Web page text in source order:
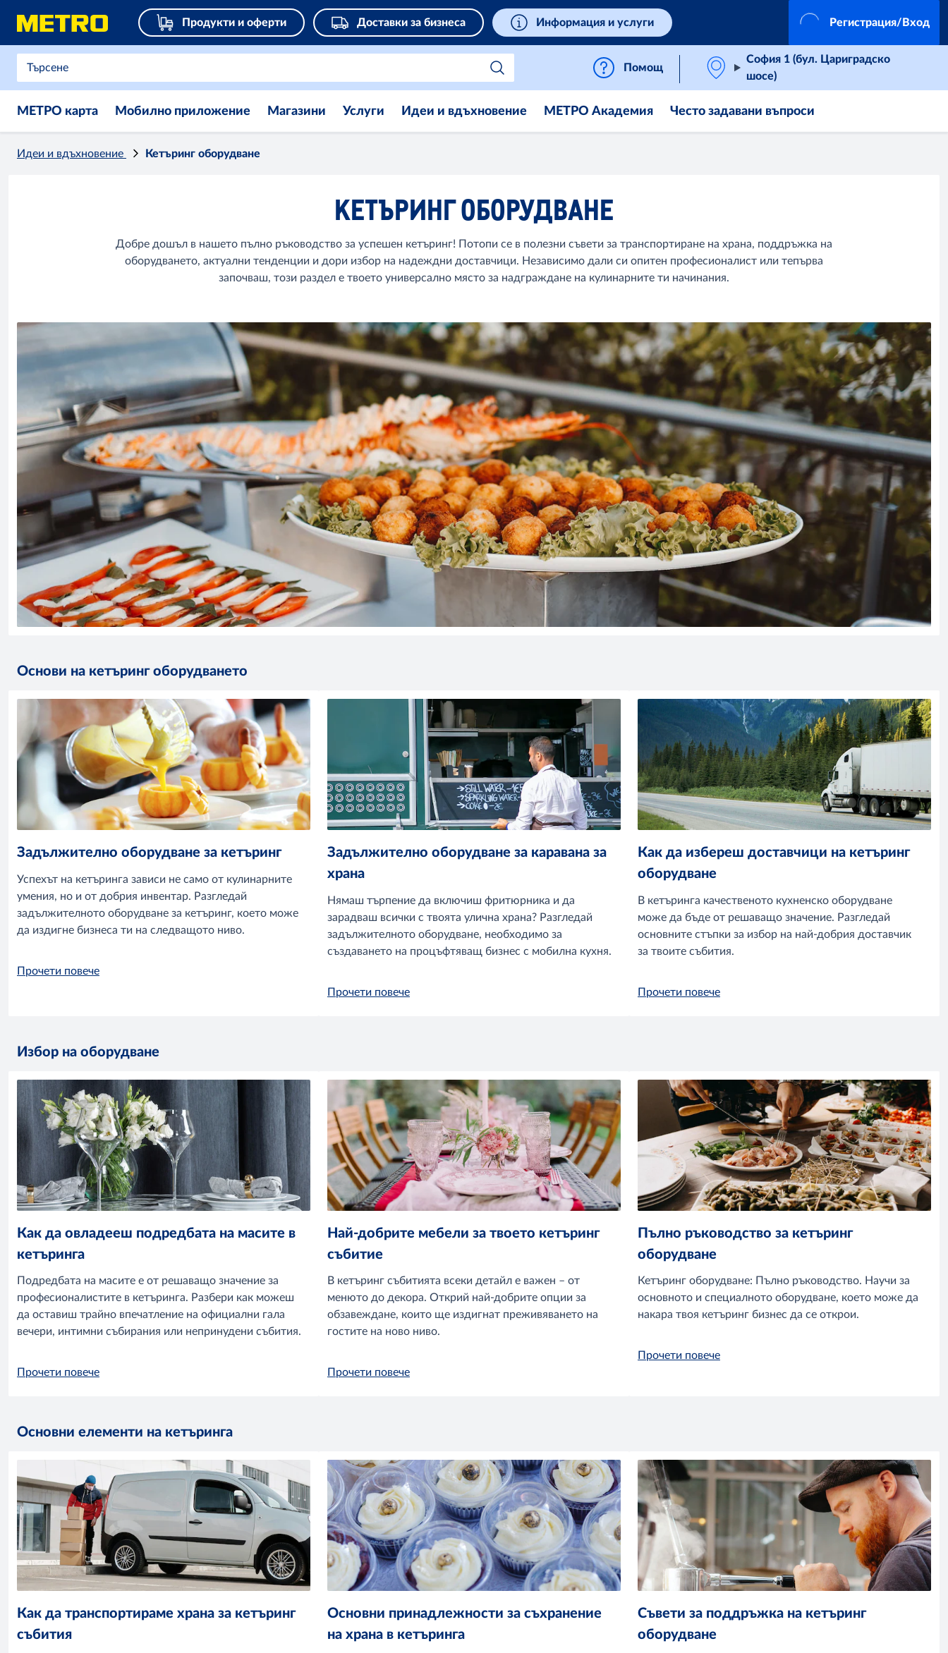
Продукти и оферти Доставки за бизнеса Информация и услуги Регистрация/Вход
Помощ
София 1 (бул. Цариградско
шосе)
МЕТРО карта Мобилно приложение Магазини Услуги Идеи и вдъхновение МЕТРО Академия Често задавани въпроси
Идеи и вдъхновение Кетъринг оборудване
КЕТЪРИНГ ОБОРУДВАНЕ
Добре дошъл в нашето пълно ръководство за успешен кетъринг! Потопи се в полезни съвети за транспортиране на храна, поддръжка на
оборудването, актуални тенденции и дори избор на надеждни доставчици. Независимо дали си опитен професионалист или тепърва
започваш, този раздел е твоето универсално място за надграждане на кулинарните ти начинания.
Основи на кетъринг оборудването
Задължително оборудване за кетъринг
Успехът на кетъринга зависи не само от кулинарните
умения, но и от добрия инвентар. Разгледай
задължителното оборудване за кетъринг, което може
да издигне бизнеса ти на следващото ниво.
Прочети повече
Задължително оборудване за каравана за
храна
Нямаш търпение да включиш фритюрника и да
зарадваш всички с твоята улична храна? Разгледай
задължителното оборудване, необходимо за
създаването на процъфтяващ бизнес с мобилна кухня.
Прочети повече
Как да избереш доставчици на кетъринг
оборудване
В кетъринга качественото кухненско оборудване
може да бъде от решаващо значение. Разгледай
основните стъпки за избор на най-добрия доставчик
за твоите събития.
Прочети повече
Избор на оборудване
Как да овладееш подредбата на масите в
кетъринга
Подредбата на масите е от решаващо значение за
професионалистите в кетъринга. Разбери как можеш
да оставиш трайно впечатление на официални гала
вечери, интимни събирания или непринудени събития.
Прочети повече
Най-добрите мебели за твоето кетъринг
събитие
В кетъринг събитията всеки детайл е важен – от
менюто до декора. Открий най-добрите опции за
обзавеждане, които ще издигнат преживяването на
гостите на ново ниво.
Прочети повече
Пълно ръководство за кетъринг
оборудване
Кетъринг оборудване: Пълно ръководство. Научи за
основното и специалното оборудване, което може да
накара твоя кетъринг бизнес да се открои.
Прочети повече
Основни елементи на кетъринга
Как да транспортираме храна за кетъринг
събития
Основни принадлежности за съхранение
на храна в кетъринга
Съвети за поддръжка на кетъринг
оборудване